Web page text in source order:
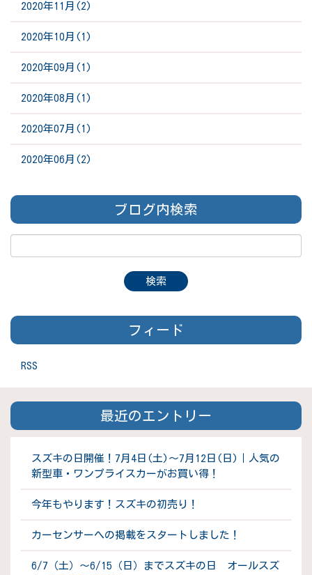
2020年11月(2)
2020年10月(1)
2020年09月(1)
2020年08月(1)
2020年07月(1)
2020年06月(2)
ブログ内検索
フィード
RSS
最近のエントリー
スズキの日開催！7月4日(土)～7月12日(日)｜人気の
新型車・ワンプライスカーがお買い得！
今年もやります！スズキの初売り！
カーセンサーへの掲載をスタートしました！
6/7（土）～6/15（日）までスズキの日 オールスズ